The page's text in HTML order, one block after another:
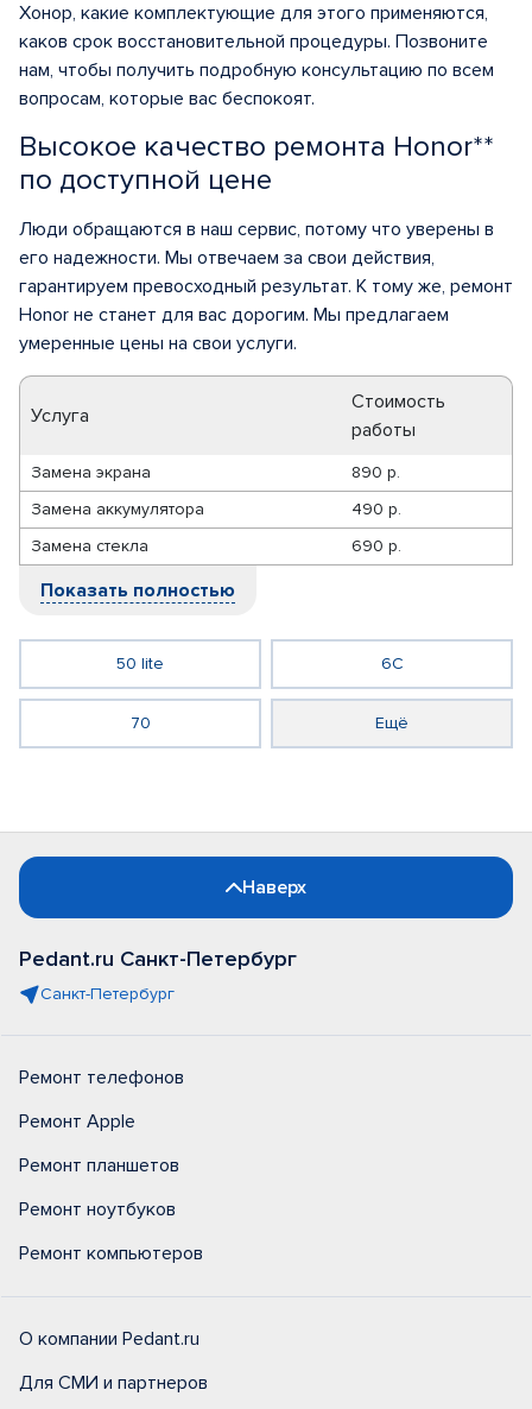
Хонор, какие комплектующие для этого применяются,
каков срок восстановительной процедуры. Позвоните
нам, чтобы получить подробную консультацию по всем
вопросам, которые вас беспокоят.
Высокое качество ремонта Honor**
по доступной цене
Люди обращаются в наш сервис, потому что уверены в
его надежности. Мы отвечаем за свои действия,
гарантируем превосходный результат. К тому же, ремонт
Нonor не станет для вас дорогим. Мы предлагаем
умеренные цены на свои услуги.
Услуга
Стоимость
работы
Замена экрана
890 р.
Замена аккумулятора
490 р.
Замена стекла
690 р.
Показать полностью
50 lite 6C
70 Ещё
Наверх
Pedant.ru Санкт-Петербург
Санкт-Петербург
Ремонт телефонов
Ремонт Apple
Ремонт планшетов
Ремонт ноутбуков
Ремонт компьютеров
О компании Pedant.ru
Для СМИ и партнеров